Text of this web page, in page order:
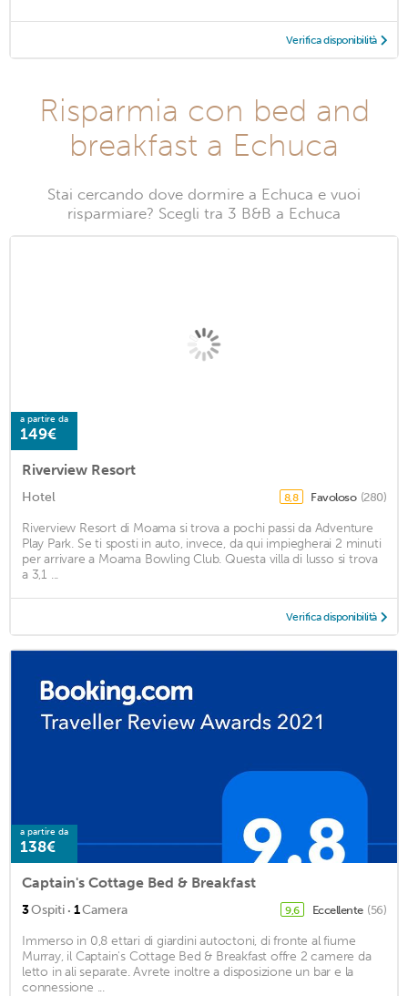
Verifica disponibilità
Risparmia con bed and
breakfast a Echuca
Stai cercando dove dormire a Echuca e vuoi
risparmiare? Scegli tra 3 B&B a Echuca
a partire da
149€
Riverview Resort
Hotel 8,8 Favoloso (280)
Riverview Resort di Moama si trova a pochi passi da Adventure
Play Park. Se ti sposti in auto, invece, da qui impiegherai 2 minuti
per arrivare a Moama Bowling Club. Questa villa di lusso si trova
a 3,1 ...
Verifica disponibilità
a partire da
138€
Captain's Cottage Bed & Breakfast
3Ospiti · 1Camera 9,6 Eccellente (56)
Immerso in 0,8 ettari di giardini autoctoni, di fronte al fiume
Murray, il Captain's Cottage Bed & Breakfast offre 2 camere da
letto in ali separate. Avrete inoltre a disposizione un bar e la
connessione ...